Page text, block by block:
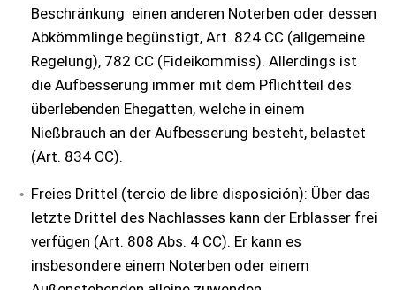
Beschränkung einen anderen Noterben oder dessen
Abkömmlinge begünstigt, Art. 824 CC (allgemeine
Regelung), 782 CC (Fideikommiss). Allerdings ist
die Aufbesserung immer mit dem Pflichtteil des
überlebenden Ehegatten, welche in einem
Nießbrauch an der Aufbesserung besteht, belastet
(Art. 834 CC).
Freies Drittel (tercio de libre disposición): Über das
letzte Drittel des Nachlasses kann der Erblasser frei
verfügen (Art. 808 Abs. 4 CC). Er kann es
insbesondere einem Noterben oder einem